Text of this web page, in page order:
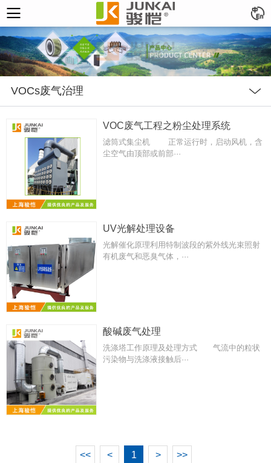
VOCs废气治理
VOC废气工程之粉尘处理系统
滤筒式集尘机 正常运行时，启动风机，含
尘空气由顶部或前部···
UV光解处理设备
光解催化原理利用特制波段的紫外线光束照射
有机废气和恶臭气体，···
酸碱废气处理
洗涤塔工作原理及处理方式 气流中的粒状
污染物与洗涤液接触后···
<< < 1 > >>